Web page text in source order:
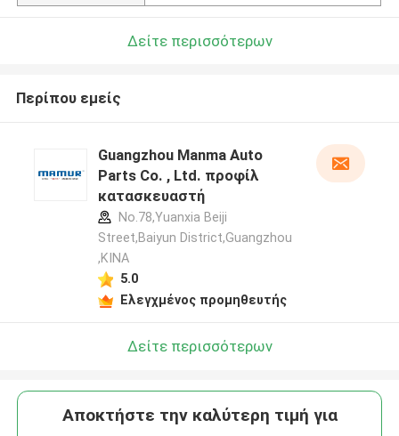
Δείτε περισσότερων
Περίπου εμείς
Guangzhou Manma Auto
Parts Co. , Ltd. προφίλ
κατασκευαστή
No.78,Yuanxia Beiji
Street,Baiyun District,Guangzhou
,ΚΙΝΑ
5.0
Ελεγχμένος προμηθευτής
Δείτε περισσότερων
Αποκτήστε την καλύτερη τιμή για